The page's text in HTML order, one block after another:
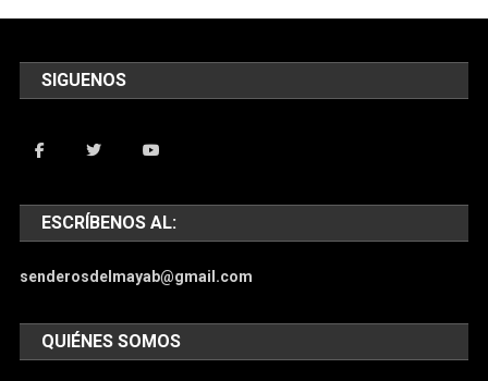
SIGUENOS
ESCRÍBENOS AL:
senderosdelmayab@gmail.com
QUIÉNES SOMOS